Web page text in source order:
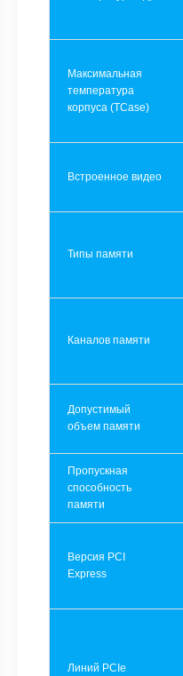
Максимальная
температура
корпуса (TCase)
Встроенное видео
Типы памяти
Каналов памяти
Допустимый
объем памяти
Пропускная
способность
памяти
Версия PCI
Express
Линий PCIe